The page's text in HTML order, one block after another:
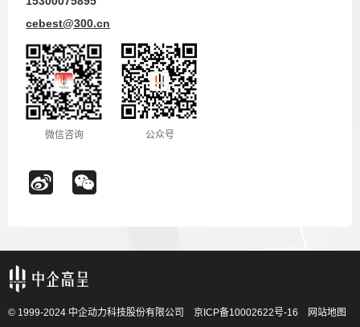
cebest@300.cn
微信咨询 公众号
© 1999-2024 中企动力科技股份有限公司 京ICP备10002622号-16 网站地图